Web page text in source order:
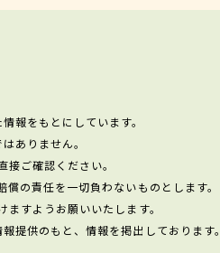
報をもとにしています。
ありません。
ご確認ください。
の責任を一切負わないものとします。
すようお願いいたします。
提供のもと、情報を掲出しております。